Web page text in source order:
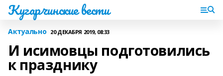
Кугарчинские вести
Актуально 20 ДЕКАБРЯ 2019, 08:33
И исимовцы подготовились
к празднику